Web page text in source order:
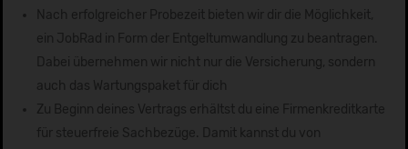
Nach erfolgreicher Probezeit bieten wir dir die Möglichkeit,
ein JobRad in Form der Entgeltumwandlung zu beantragen.
Dabei übernehmen wir nicht nur die Versicherung, sondern
auch das Wartungspaket für dich
Zu Beginn deines Vertrags erhältst du eine Firmenkreditkarte
für steuerfreie Sachbezüge. Damit kannst du von